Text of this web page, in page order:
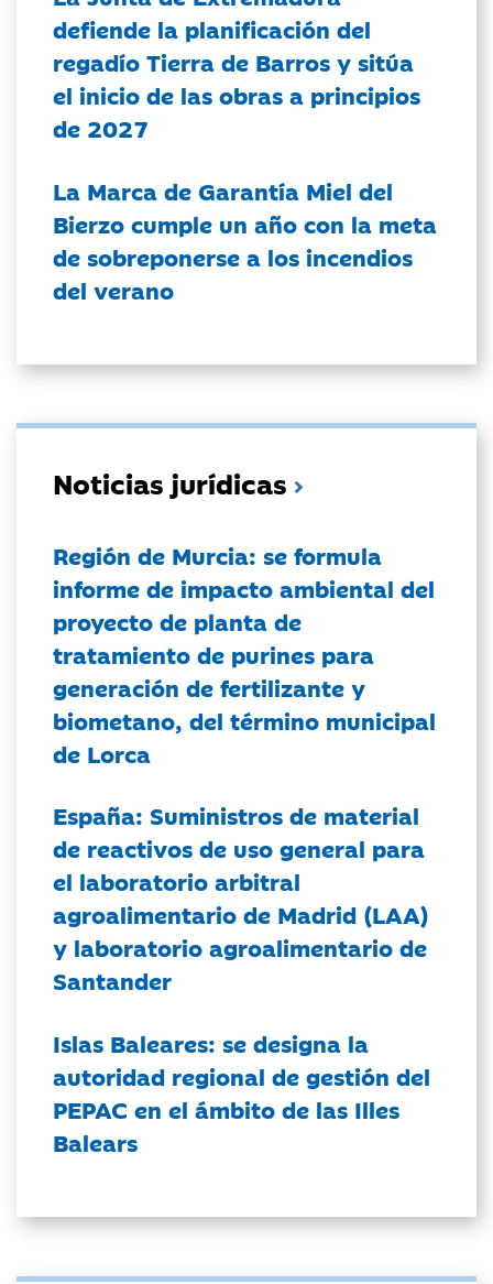
defiende la planificación del
regadío Tierra de Barros y sitúa
el inicio de las obras a principios
de 2027
La Marca de Garantía Miel del
Bierzo cumple un año con la meta
de sobreponerse a los incendios
del verano
Noticias jurídicas
Región de Murcia: se formula
informe de impacto ambiental del
proyecto de planta de
tratamiento de purines para
generación de fertilizante y
biometano, del término municipal
de Lorca
España: Suministros de material
de reactivos de uso general para
el laboratorio arbitral
agroalimentario de Madrid (LAA)
y laboratorio agroalimentario de
Santander
Islas Baleares: se designa la
autoridad regional de gestión del
PEPAC en el ámbito de las Illes
Balears